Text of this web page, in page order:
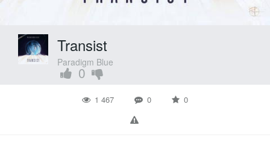
Transist
Paradigm Blue
0
1 467 0 0